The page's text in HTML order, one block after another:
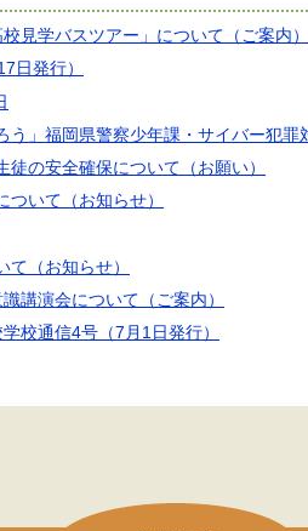
見学バスツアー」について（ご案内）
日発行）
う」福岡県警察少年課・サイバー犯罪
の安全確保について（お願い）
いて（お知らせ）
（お知らせ）
講演会について（ご案内）
校通信4号（7月1日発行）